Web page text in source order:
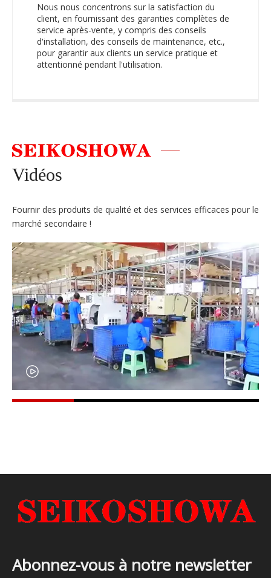
Nous nous concentrons sur la satisfaction du
client, en fournissant des garanties complètes de
service après-vente, y compris des conseils
d'installation, des conseils de maintenance, etc.,
pour garantir aux clients un service pratique et
attentionné pendant l'utilisation.
Vidéos
Fournir des produits de qualité et des services efficaces pour le
marché secondaire !
Abonnez-vous à notre newsletter